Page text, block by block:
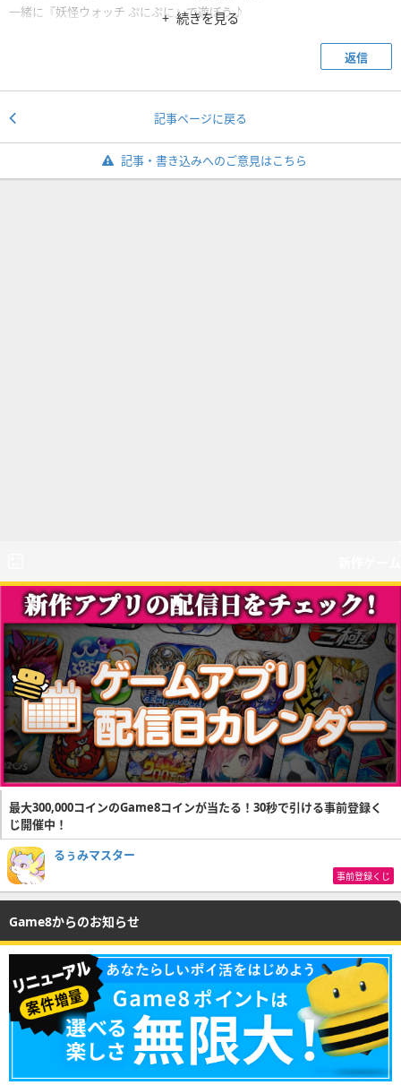
一緒に『妖怪ウォッチ ぷにぷに』で遊ぼう♪
https://yokai-punipuni.jp/cp3-line/index.nhn?openExternalBrowser=1&
トが届きます。2019年5月16日まで有効です。
続きを見る
返信
記事ページに戻る
記事・書き込みへのご意見はこちら
最大300,000コインのGame8コインが当たる！30秒で引ける事前登録く
じ開催中！
るぅみマスター
事前登録くじ
Game8からのお知らせ